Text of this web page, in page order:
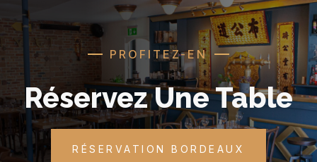
PROFITEZ-EN
Réservez Une Table
RÉSERVATION BORDEAUX